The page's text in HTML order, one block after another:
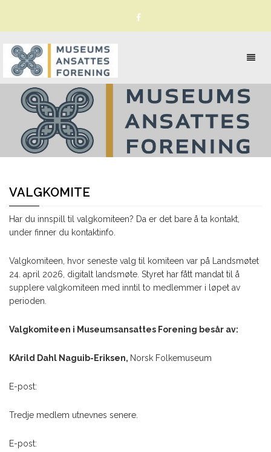
VALGKOMITE
Har du innspill til valgkomiteen? Da er det bare å ta kontakt,
under finner du kontaktinfo.
Valgkomiteen, hvor seneste valg til komiteen var på Landsmøtet
24. april 2026, digitalt landsmøte. Styret har fått mandat til å
supplere valgkomiteen med inntil to medlemmer i løpet av
perioden.
Valgkomiteen i Museumsansattes Forening besår av:
KArild Dahl Naguib-Eriksen, Norsk Folkemuseum
E-post:
Tredje medlem utnevnes senere.
E-post: